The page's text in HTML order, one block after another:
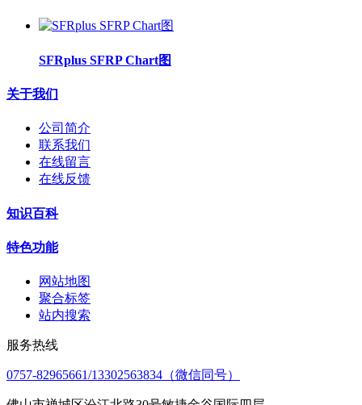
SFRplus SFRP Chart图
关于我们
公司简介
联系我们
在线留言
在线反馈
知识百科
特色功能
网站地图
聚合标签
站内搜索
服务热线
0757-82965661/13302563834（微信同号）